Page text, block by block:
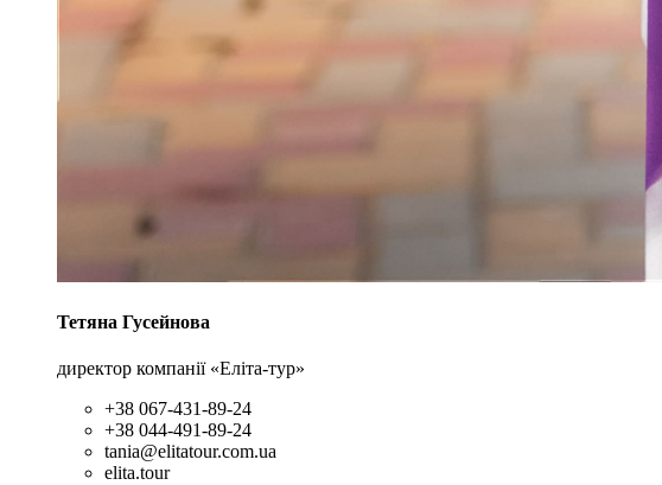
Тетяна Гусейнова
директор компанії «Еліта-тур»
+38 067-431-89-24
+38 044-491-89-24
tania@elitatour.com.ua
elita.tour